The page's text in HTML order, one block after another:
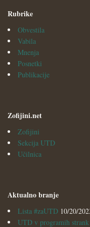
Rubrike
Obvestila
Vabila
Mnenja
Posnetki
Publikacije
Zofijini.net
Zofijini
Sekcija UTD
Učilnica
Aktualno branje
Lista #zaUTD 10/20/
UTD v programih strank